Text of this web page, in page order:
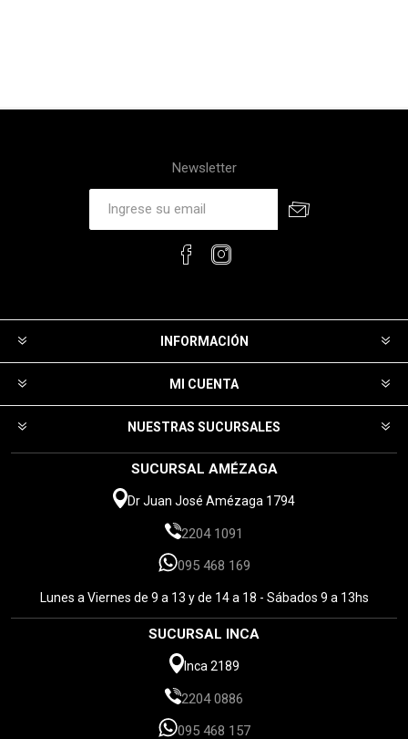
Newsletter
INFORMACIÓN
MI CUENTA
NUESTRAS SUCURSALES
SUCURSAL AMÉZAGA
Dr Juan José Amézaga 1794
2204 1091
095 468 169
Lunes a Viernes de 9 a 13 y de 14 a 18 - Sábados 9 a 13hs
SUCURSAL INCA
Inca 2189
2204 0886
095 468 157